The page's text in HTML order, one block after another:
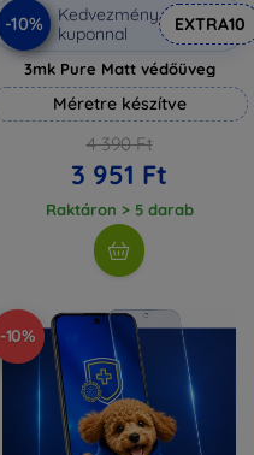
-10%
Kedvezmény
kuponnal
EXTRA10
3mk Pure Matt védőüveg
Méretre készítve
4 390 Ft
3 951 Ft
Raktáron > 5 darab
-10%